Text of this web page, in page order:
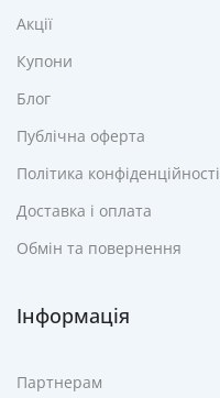
Акції
Купони
Блог
Публічна оферта
Політика конфіденційності
Доставка і оплата
Обмін та повернення
Інформація
Партнерам